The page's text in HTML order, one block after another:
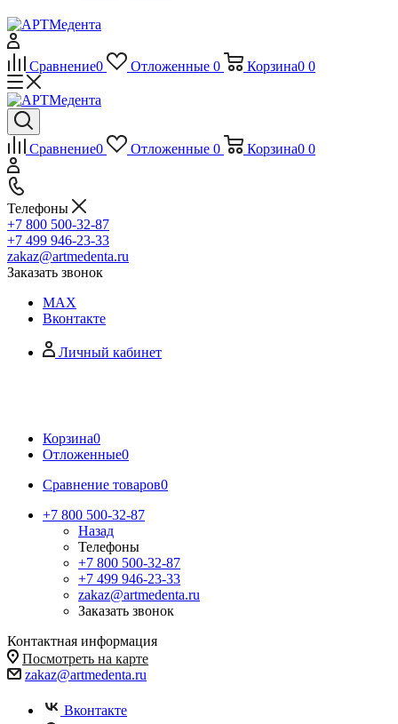
Сравнение0 Отложенные 0 Корзина0 0
Сравнение0 Отложенные 0 Корзина0 0
Телефоны
+7 800 500-32-87
+7 499 946-23-33
zakaz@artmedenta.ru
Заказать звонок
MAX
Вконтакте
Личный кабинет
Корзина0
Отложенные0
Сравнение товаров0
+7 800 500-32-87
Назад
Телефоны
+7 800 500-32-87
+7 499 946-23-33
zakaz@artmedenta.ru
Заказать звонок
Контактная информация
Посмотреть на карте
zakaz@artmedenta.ru
Вконтакте